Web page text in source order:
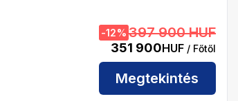
-12% 397 900 HUF
351 900HUF / Főtől
Megtekintés